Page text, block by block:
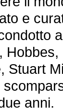
e
Stuart
anni.